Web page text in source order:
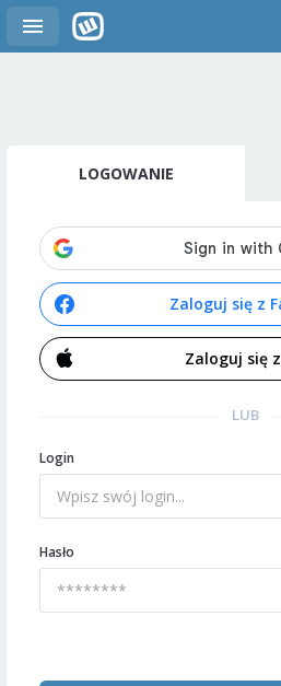
LOGOWANIE
Zaloguj się z
Zaloguj się
LUB
Login
Hasło